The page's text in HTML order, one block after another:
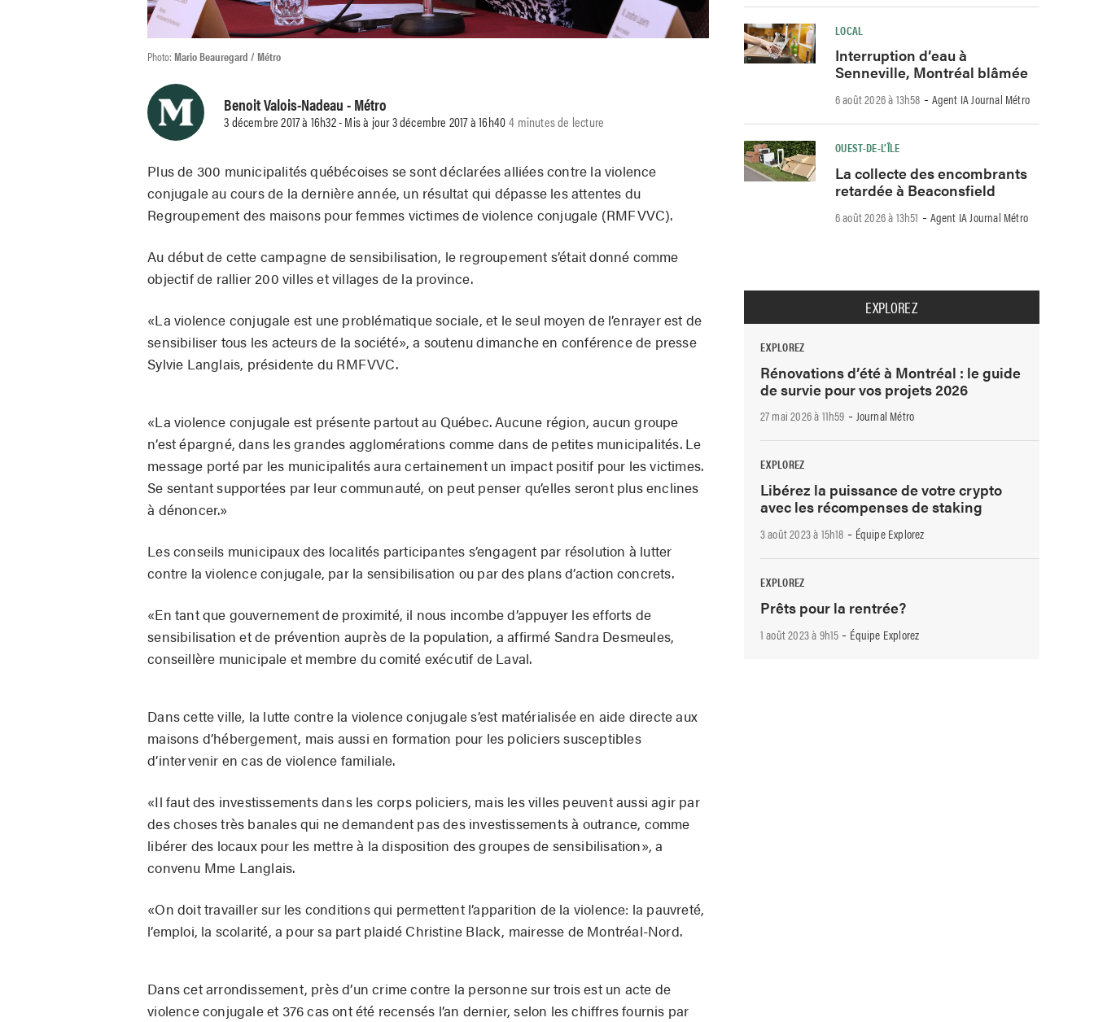
Photo: Mario Beauregard / Métro
Benoit Valois-Nadeau- Métro
3 décembre 2017 à 16h32 - Mis à jour 3 décembre 2017 à 16h404 minutes de lecture
Plus de 300 municipalités québécoises se sont déclarées alliées contre la violence
conjugale au cours de la dernière année, un résultat qui dépasse les attentes du
Regroupement des maisons pour femmes victimes de violence conjugale (RMFVVC).
Au début de cette campagne de sensibilisation, le regroupement s’était donné comme
objectif de rallier 200 villes et villages de la province.
«La violence conjugale est une problématique sociale, et le seul moyen de l’enrayer est de
sensibiliser tous les acteurs de la société», a soutenu dimanche en conférence de presse
Sylvie Langlais, présidente du RMFVVC.
«La violence conjugale est présente partout au Québec. Aucune région, aucun groupe
n’est épargné, dans les grandes agglomérations comme dans de petites municipalités. Le
message porté par les municipalités aura certainement un impact positif pour les victimes.
Se sentant supportées par leur communauté, on peut penser qu’elles seront plus enclines
à dénoncer.»
Les conseils municipaux des localités participantes s’engagent par résolution à lutter
contre la violence conjugale, par la sensibilisation ou par des plans d’action concrets.
«En tant que gouvernement de proximité, il nous incombe d’appuyer les efforts de
sensibilisation et de prévention auprès de la population, a affirmé Sandra Desmeules,
conseillère municipale et membre du comité exécutif de Laval.
Dans cette ville, la lutte contre la violence conjugale s’est matérialisée en aide directe aux
maisons d’hébergement, mais aussi en formation pour les policiers susceptibles
d’intervenir en cas de violence familiale.
«Il faut des investissements dans les corps policiers, mais les villes peuvent aussi agir par
des choses très banales qui ne demandent pas des investissements à outrance, comme
libérer des locaux pour les mettre à la disposition des groupes de sensibilisation», a
convenu Mme Langlais.
«On doit travailler sur les conditions qui permettent l’apparition de la violence: la pauvreté,
l’emploi, la scolarité, a pour sa part plaidé Christine Black, mairesse de Montréal-Nord.
Dans cet arrondissement, près d’un crime contre la personne sur trois est un acte de
violence conjugale et 376 cas ont été recensés l’an dernier, selon les chiffres fournis par
LOCAL
Interruption d’eau à
Senneville, Montréal blâmée
6 août 2026 à 13h58 -Agent IA Journal Métro
OUEST-DE-L’ÎLE
La collecte des encombrants
retardée à Beaconsfield
6 août 2026 à 13h51 -Agent IA Journal Métro
EXPLOREZ
EXPLOREZ
Rénovations d’été à Montréal : le guide
de survie pour vos projets 2026
27 mai 2026 à 11h59 -Journal Métro
EXPLOREZ
Libérez la puissance de votre crypto
avec les récompenses de staking
3 août 2023 à 15h18 - Équipe Explorez
EXPLOREZ
Prêts pour la rentrée?
1 août 2023 à 9h15 - Équipe Explorez